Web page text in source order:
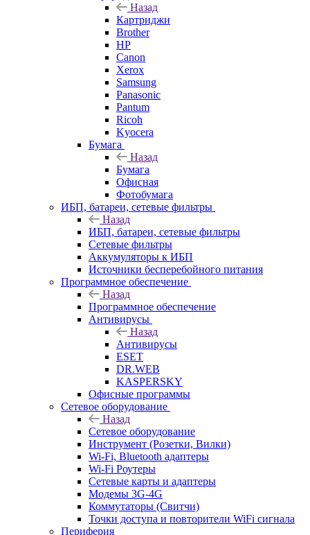
Назад
Картриджи
Brother
HP
Canon
Xerox
Samsung
Panasonic
Pantum
Ricoh
Kyocera
Бумага
Назад
Бумага
Офисная
Фотобумага
ИБП, батареи, сетевые фильтры
Назад
ИБП, батареи, сетевые фильтры
Сетевые фильтры
Аккумуляторы к ИБП
Источники бесперебойного питания
Программное обеспечение
Назад
Программное обеспечение
Антивирусы
Назад
Антивирусы
ESET
DR.WEB
KASPERSKY
Офисные программы
Сетевое оборудование
Назад
Сетевое оборудование
Инструмент (Розетки, Вилки)
Wi-Fi, Bluetooth адаптеры
Wi-Fi Роутеры
Сетевые карты и адаптеры
Модемы 3G-4G
Коммутаторы (Свитчи)
Точки доступа и повторители WiFi сигнала
Периферия